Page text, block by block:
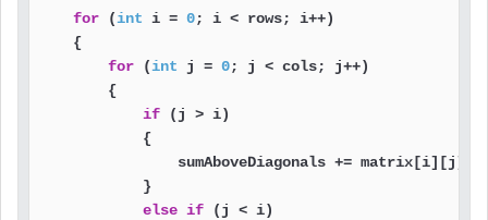
for (int i = 0; i < rows; i++)
    {
for (int j = 0; j < cols; j++)
        {
if (j > i)
            {
                sumAboveDiagonals += matrix[i][j];
            }
else if (j < i)